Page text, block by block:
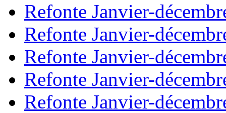
Refonte Janvier-
Refonte Janvier-
Refonte Janvier-
Refonte Janvier-
Refonte Janvier-